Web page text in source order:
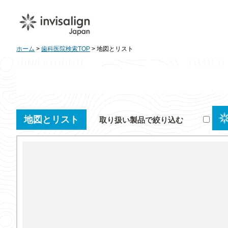
ホーム > 歯科医院検索TOP > 地図とリスト
地図とリスト 取り扱い製品で絞り込む